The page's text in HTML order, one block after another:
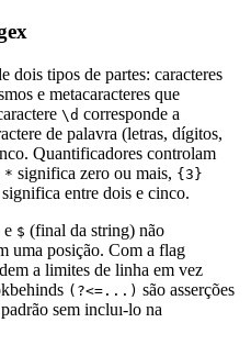
dois tipos de partes: caracteres
e metacaracteres que
\d corresponde a
de palavra (letras, dígitos,
Quantificadores controlam
* significa zero ou mais, {3}
significa entre dois e cinco.
e $ (final da string) não
uma posição. Com a flag
a limites de linha em vez
(?<=...) são asserções
sem incluı-lo na